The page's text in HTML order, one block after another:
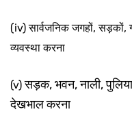
(iv) सार्वजनिक जगहों, सड़कों,
व्यवस्थाकरना
(v)सड़क, भवन,नाली,
देखभाल करना